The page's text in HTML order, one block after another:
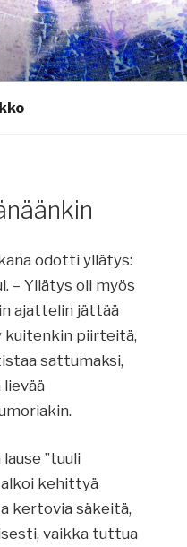
odotti yllätys:
– Yllätys oli myös
ajattelin jättää
kuitenkin piirteitä,
sattumaksi,
”tuuli
alkoi kehittyä
kertovia säkeitä,
vaikka tuttua